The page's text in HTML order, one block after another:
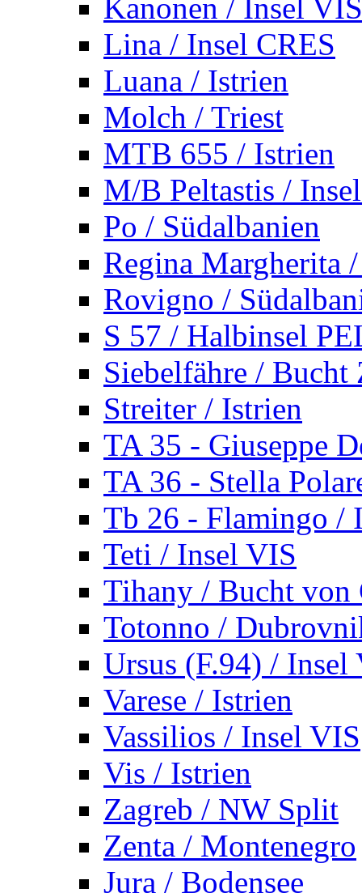
Kanonen / Insel VIS
Lina / Insel CRES
Luana / Istrien
Molch / Triest
MTB 655 / Istrien
M/B Peltastis /
Po / Südalbanien
Regina Margherita
Rovigno /
S 57 / Halbinsel
Siebelfähre / Bucht
Streiter / Istrien
TA 35 - Giuseppe
TA 36 - Stella
Tb 26 - Flamingo /
Teti / Insel VIS
Tihany / Bucht von
Totonno /
Ursus (F.94) / Insel
Varese / Istrien
Vassilios / Insel VIS
Vis / Istrien
Zagreb / NW Split
Zenta / Montenegro
Jura / Bodensee